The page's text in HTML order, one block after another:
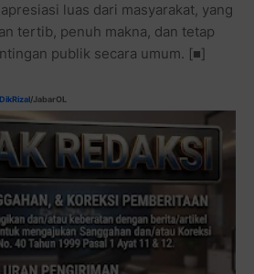
luas dari masyarakat, yang
tertib, penuh makna, dan tetap
publik secara umum. [■]
DikRizal/JabarOL